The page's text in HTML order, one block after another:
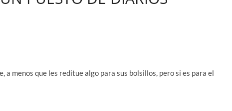
a menos que les reditue algo para sus bolsillos, pero si es para el